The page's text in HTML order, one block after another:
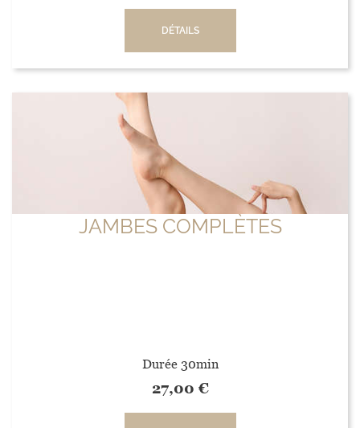
DÉTAILS
JAMBES COMPLÈTES
Durée 30min
27,00 €